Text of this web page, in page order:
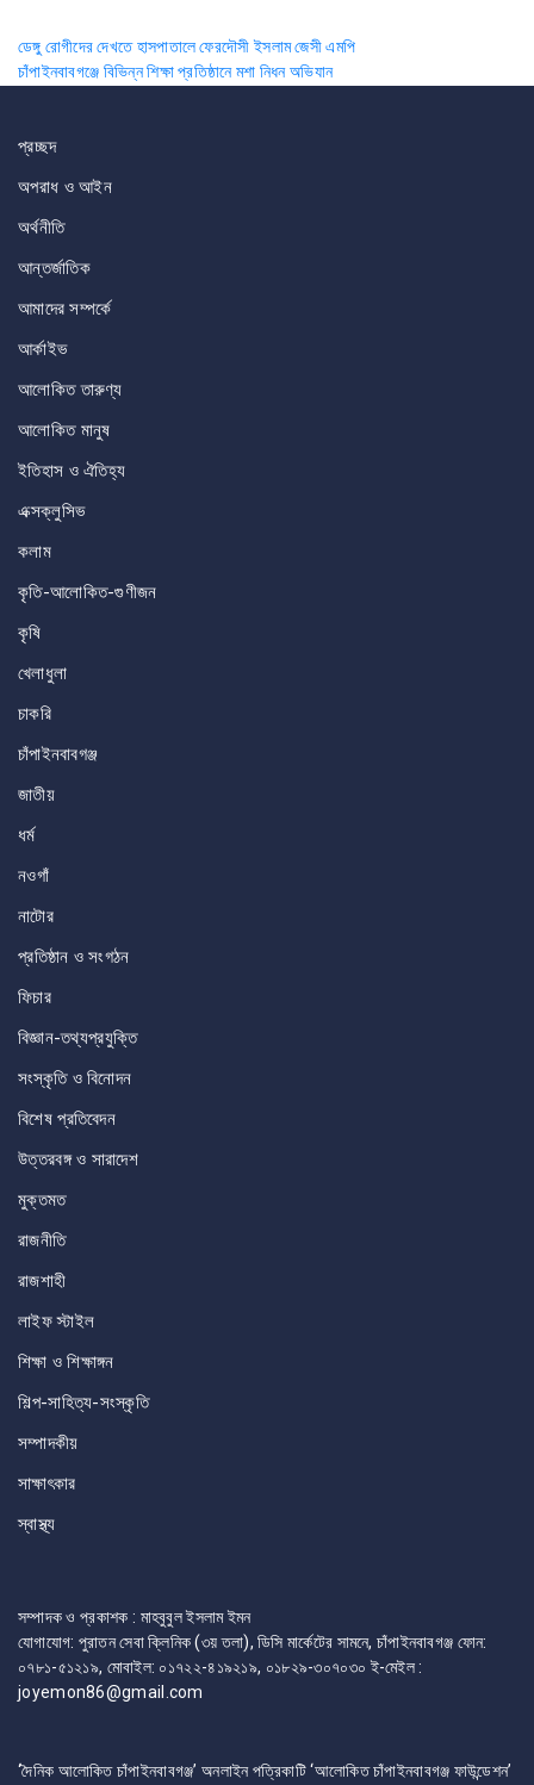
Post
navigation
ডেঙ্গু রোগীদের দেখতে হাসপাতালে ফেরদৌসী ইসলাম জেসী এমপি
চাঁপাইনবাবগঞ্জে বিভিন্ন শিক্ষা প্রতিষ্ঠানে মশা নিধন অভিযান
প্রচ্ছদ
অপরাধ ও আইন
অর্থনীতি
আন্তর্জাতিক
আমাদের সম্পর্কে
আর্কাইভ
আলোকিত তারুণ্য
আলোকিত মানুষ
ইতিহাস ও ঐতিহ্য
এক্সক্লুসিভ
কলাম
কৃতি-আলোকিত-গুণীজন
কৃষি
খেলাধুলা
চাকরি
চাঁপাইনবাবগঞ্জ
জাতীয়
ধর্ম
নওগাঁ
নাটোর
প্রতিষ্ঠান ও সংগঠন
ফিচার
বিজ্ঞান-তথ্যপ্রযুক্তি
সংস্কৃতি ও বিনোদন
বিশেষ প্রতিবেদন
উত্তরবঙ্গ ও সারাদেশ
মুক্তমত
রাজনীতি
রাজশাহী
লাইফ স্টাইল
শিক্ষা ও শিক্ষাঙ্গন
শিল্প-সাহিত্য-সংস্কৃতি
সম্পাদকীয়
সাক্ষাৎকার
স্বাস্থ্য
সম্পাদক ও প্রকাশক : মাহবুবুল ইসলাম ইমন
যোগাযোগ: পুরাতন সেবা ক্লিনিক (৩য় তলা), ডিসি মার্কেটের সামনে, চাঁপাইনবাবগঞ্জ ফোন:
০৭৮১-৫১২১৯, মোবাইল: ০১৭২২-৪১৯২১৯, ০১৮২৯-৩০৭০৩০ ই-মেইল :
joyemon86@gmail.com
‘দৈনিক আলোকিত চাঁপাইনবাবগঞ্জ’ অনলাইন পত্রিকাটি ‘আলোকিত চাঁপাইনবাবগঞ্জ ফাউন্ডেশন’